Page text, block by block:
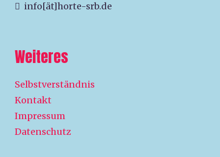
info[ät]horte-srb.de
Weiteres
Selbstverständnis
Kontakt
Impressum
Datenschutz